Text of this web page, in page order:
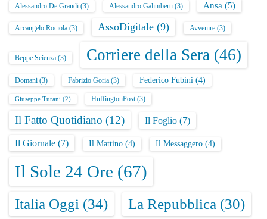
Alessandro De Grandi (3) Alessandro Galimberti (3) Ansa (5)
Arcangelo Rociola (3) AssoDigitale (9) Avvenire (3)
Beppe Scienza (3) Corriere della Sera (46)
Domani (3) Fabrizio Goria (3) Federico Fubini (4)
Giuseppe Turani (2) HuffingtonPost(3)
Il Fatto Quotidiano (12) Il Foglio (7)
Il Giornale (7) Il Mattino (4) Il Messaggero (4)
Il Sole 24 Ore (67)
Italia Oggi (34) La Repubblica (30)